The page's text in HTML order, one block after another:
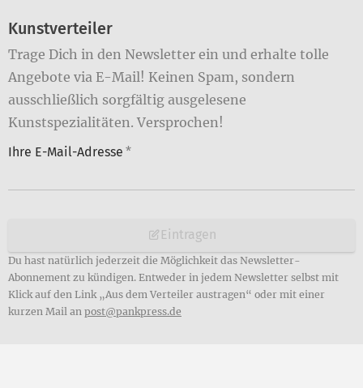
Kunstverteiler
Trage Dich in den Newsletter ein und erhalte tolle
Angebote via E-Mail! Keinen Spam, sondern
ausschließlich sorgfältig ausgelesene
Kunstspezialitäten. Versprochen!
Ihre E-Mail-Adresse *
Eintragen
Du hast natürlich jederzeit die Möglichkeit das Newsletter-
Abonnement zu kündigen. Entweder in jedem Newsletter selbst mit
Klick auf den Link „Aus dem Verteiler austragen“ oder mit einer
kurzen Mail an post@pankpress.de